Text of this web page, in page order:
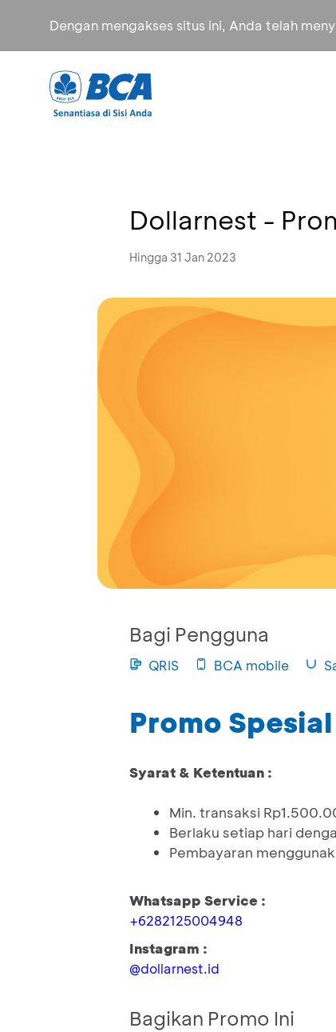
Dengan mengakses situs ini, Anda telah
Dollarnest -
Hingga 31 Jan 2023
Bagi Pengguna
QRIS BCA mobile
Promo
Syarat & Ketentuan :
Min. transaksi
Berlaku setiap hari
Pembayaran
Whatsapp Service :
+6282125004948
Instagram :
@dollarnest.id
Bagikan Promo Ini